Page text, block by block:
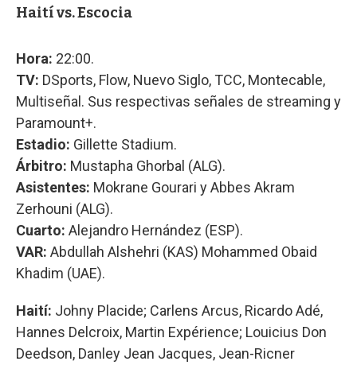
Haití vs. Escocia
Hora: 22:00.
TV: DSports, Flow, Nuevo Siglo, TCC, Montecable,
Multiseñal. Sus respectivas señales de streaming y
Paramount+.
Estadio: Gillette Stadium.
Árbitro: Mustapha Ghorbal (ALG).
Asistentes: Mokrane Gourari y Abbes Akram
Zerhouni (ALG).
Cuarto: Alejandro Hernández (ESP).
VAR: Abdullah Alshehri (KAS) Mohammed Obaid
Khadim (UAE).
Haití: Johny Placide; Carlens Arcus, Ricardo Adé,
Hannes Delcroix, Martin Expérience; Louicius Don
Deedson, Danley Jean Jacques, Jean-Ricner